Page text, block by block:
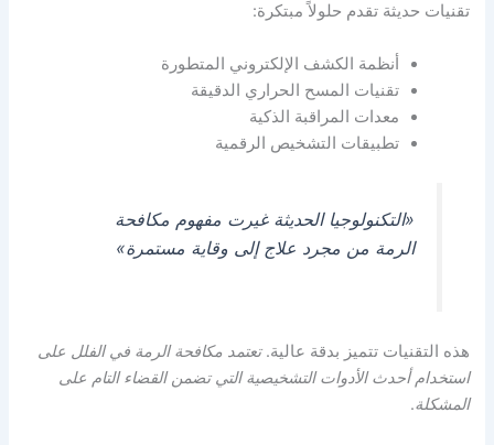
تقنيات حديثة تقدم حلولاً مبتكرة:
أنظمة الكشف الإلكتروني المتطورة
تقنيات المسح الحراري الدقيقة
معدات المراقبة الذكية
تطبيقات التشخيص الرقمية
«التكنولوجيا الحديثة غيرت مفهوم مكافحة
الرمة من مجرد علاج إلى وقاية مستمرة»
هذه التقنيات تتميز بدقة عالية.تعتمد مكافحة الرمة في الفلل على
استخدام أحدث الأدوات التشخيصية التي تضمن القضاء التام على
المشكلة.